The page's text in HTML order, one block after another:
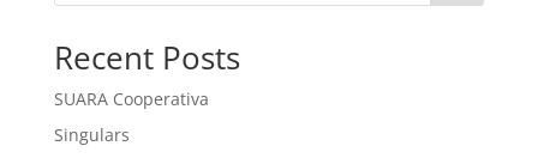
Recent Posts
SUARA Cooperativa
Singulars